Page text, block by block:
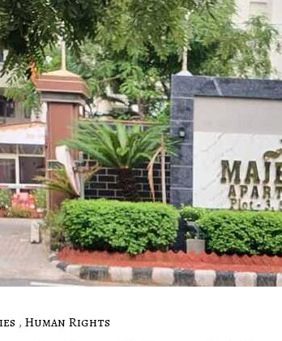
, Human Rights